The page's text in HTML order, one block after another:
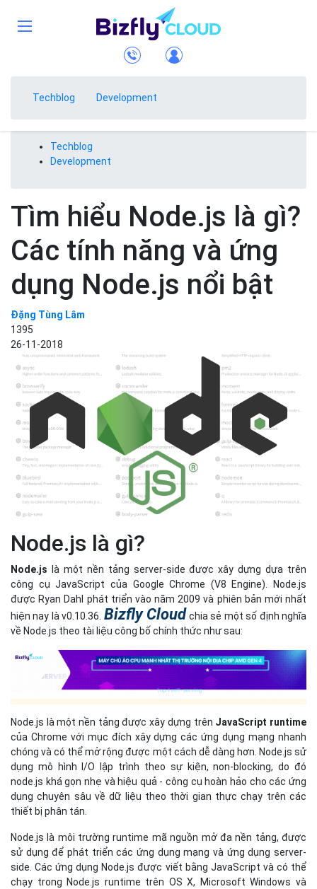
Techblog Development
Techblog
Development
Tìm hiểu Node.js là gì?
Các tính năng và ứng
dụng Node.js nổi bật
Đặng Tùng Lâm
1395
26-11-2018
Node.js là gì?
Node.js là một nền tảng server-side được xây dựng dựa trên
công cụ JavaScript của Google Chrome (V8 Engine). Node.js
được Ryan Dahl phát triển vào năm 2009 và phiên bản mới nhất
hiện nay là v0.10.36. Bizfly Cloud chia sẻ một số định nghĩa
về Node.js theo tài liệu công bố chính thức như sau:
Node.js là một nền tảng được xây dựng trên JavaScript runtime
của Chrome với mục đích xây dựng các ứng dụng mạng nhanh
chóng và có thể mở rộng được một cách dễ dàng hơn. Node.js sử
dụng mô hình I/O lập trình theo sự kiện, non-blocking, do đó
node.js khá gọn nhẹ và hiệu quả - công cụ hoàn hảo cho các ứng
dụng chuyên sâu về dữ liệu theo thời gian thực chạy trên các
thiết bị phân tán.
Node.js là môi trường runtime mã nguồn mở đa nền tảng, được
sử dụng để phát triển các ứng dụng mạng và ứng dụng server-
side. Các ứng dụng Node.js được viết bằng JavaScript và có thể
chạy trong Node.js runtime trên OS X, Microsoft Windows và